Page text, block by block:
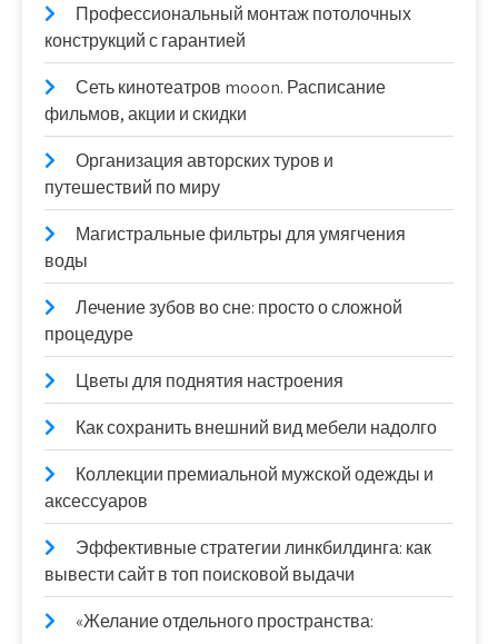
Профессиональный монтаж потолочных
конструкций с гарантией
Сеть кинотеатров mooon. Расписание
фильмов, акции и скидки
Организация авторских туров и
путешествий по миру
Магистральные фильтры для умягчения
воды
Лечение зубов во сне: просто о сложной
процедуре
Цветы для поднятия настроения
Как сохранить внешний вид мебели надолго
Коллекции премиальной мужской одежды и
аксессуаров
Эффективные стратегии линкбилдинга: как
вывести сайт в топ поисковой выдачи
«Желание отдельного пространства: